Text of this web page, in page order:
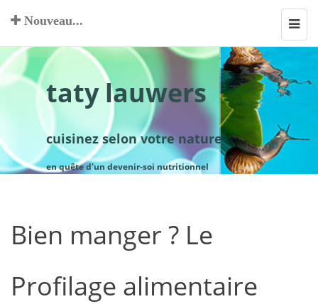
Nouveau...
taty lauwers
cuisinez selon votre nature
en quête d'un devenir-soi nutritionnel
Bien manger ? Le
Profilage alimentaire